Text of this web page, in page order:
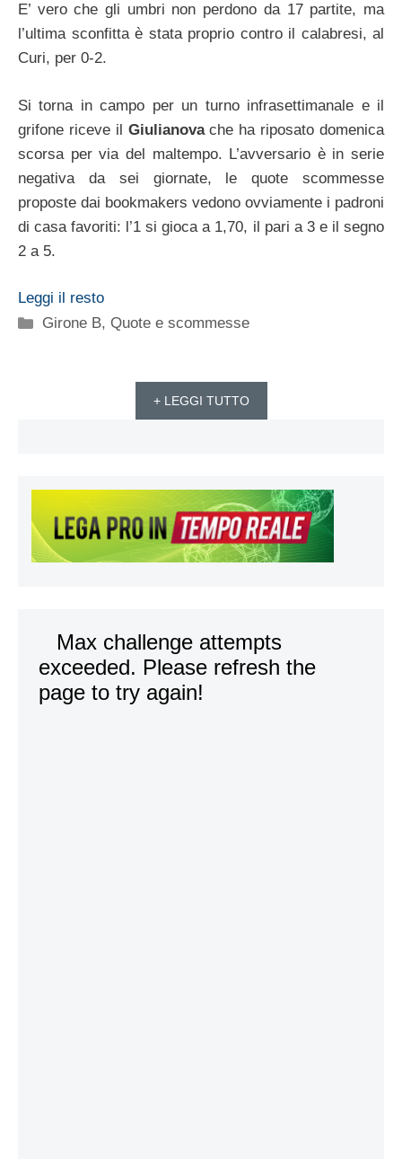
E’ vero che gli umbri non perdono da 17 partite, ma
l’ultima sconfitta è stata proprio contro il calabresi, al
Curi, per 0-2.
Si torna in campo per un turno infrasettimanale e il
grifone riceve il Giulianovache ha riposato domenica
scorsa per via del maltempo. L’avversario è in serie
negativa da sei giornate, le quote scommesse
proposte dai bookmakers vedono ovviamente i padroni
di casa favoriti: l’1 si gioca a 1,70, il pari a 3 e il segno
2 a 5.
Leggi il resto
Categorie
Girone B,Quote e scommesse
+ LEGGI TUTTO